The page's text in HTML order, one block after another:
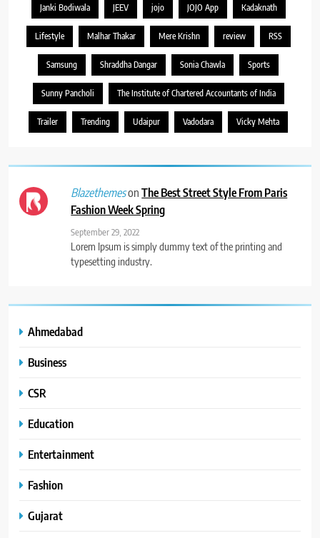
Janki Bodiwala JEEV jojo JOJO App Kadaknath
Lifestyle Malhar Thakar Mere Krishn review RSS
Samsung Shraddha Dangar Sonia Chawla Sports
Sunny Pancholi The Institute of Chartered Accountants of India
Trailer Trending Udaipur Vadodara Vicky Mehta
BlazethemesonThe Best Street Style From Paris
Fashion Week Spring
September 29, 2022
Lorem Ipsum is simply dummy text of the printing and
typesetting industry.
Ahmedabad
Business
CSR
Education
Entertainment
Fashion
Gujarat